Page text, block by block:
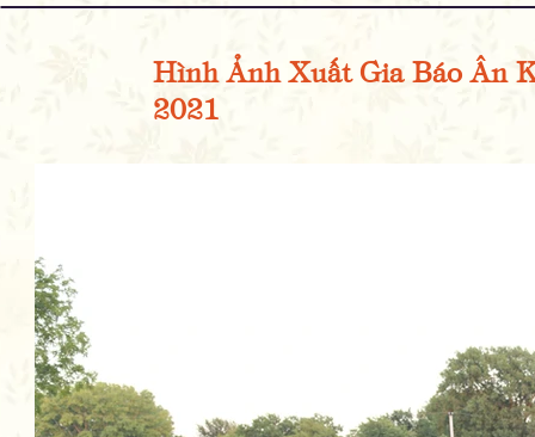
Hình Ảnh Xuất Gia Báo Ân
2021